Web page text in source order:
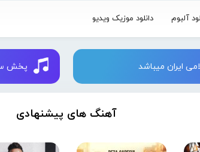
آلبوم دانلود موزیک ویدیو
ایران میباشد پخش
آهنگ های پیشنهادی